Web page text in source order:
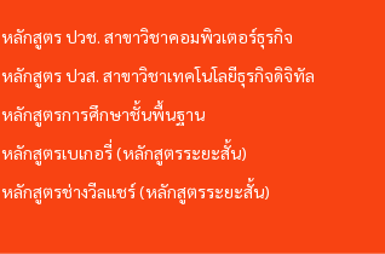
หลักสูตร ปวช. สาขาวิชาคอมพิวเตอร์ธุรกิจ
หลักสูตร ปวส. สาขาวิชาเทคโนโลยีธุรกิจดิจิทัล
หลักสูตรการศึกษาชั้นพื้นฐาน
หลักสูตรเบเกอรี่ (หลักสูตรระยะสั้น)
หลักสูตรช่างวีลแชร์ (หลักสูตรระยะสั้น)